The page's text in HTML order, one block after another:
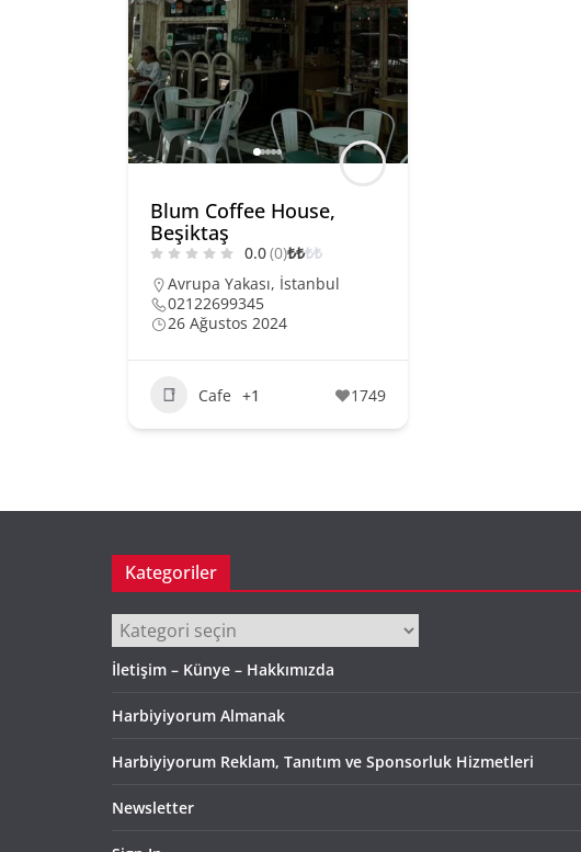
Blum Coffee House,
Beşiktaş
0.0(0)₺₺₺₺
Avrupa Yakası, İstanbul
02122699345
26 Ağustos 2024
Cafe +1 1749
Kategoriler
Kategoriler
İletişim – Künye – Hakkımızda
Harbiyiyorum Almanak
Harbiyiyorum Reklam, Tanıtım ve Sponsorluk Hizmetleri
Newsletter